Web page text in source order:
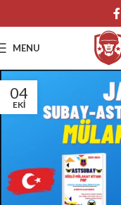
MENU
04
EKI